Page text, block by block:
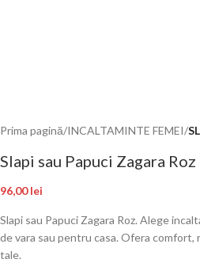
Prima pagină INCALTAMINTE FEMEI
Slapi sau Papuci Zagara Roz
96,00lei
Slapi sau Papuci Zagara Roz. Alege
de vara sau pentru casa. Ofera
tale.